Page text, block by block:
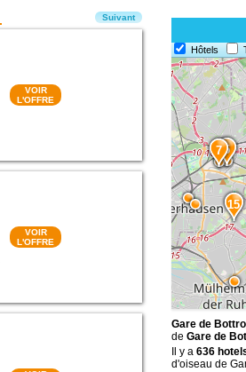
VOIR
L'OFFRE
VOIR
L'OFFRE
Suivant
Hôtels
15
75
Gare de
de Gare de
Il y a 636
d'oiseau de